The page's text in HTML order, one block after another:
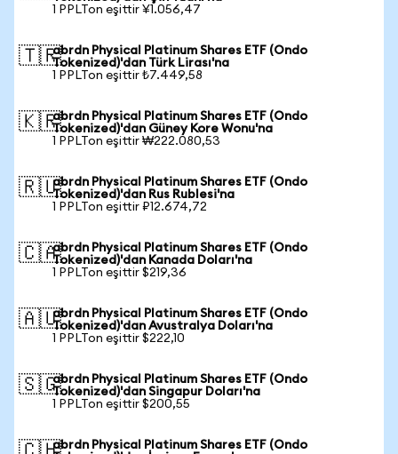
1 PPLTon eşittir ¥1.056,47
🇹🇷abrdn Physical Platinum Shares ETF (Ondo
Tokenized)'dan Türk Lirası'na
1 PPLTon eşittir ₺7.449,58
🇰🇷abrdn Physical Platinum Shares ETF (Ondo
Tokenized)'dan Güney Kore Wonu'na
1 PPLTon eşittir ₩222.080,53
🇷🇺abrdn Physical Platinum Shares ETF (Ondo
Tokenized)'dan Rus Rublesi'na
1 PPLTon eşittir ₽12.674,72
🇨🇦abrdn Physical Platinum Shares ETF (Ondo
Tokenized)'dan Kanada Doları'na
1 PPLTon eşittir $219,36
🇦🇺abrdn Physical Platinum Shares ETF (Ondo
Tokenized)'dan Avustralya Doları'na
1 PPLTon eşittir $222,10
🇸🇬abrdn Physical Platinum Shares ETF (Ondo
Tokenized)'dan Singapur Doları'na
1 PPLTon eşittir $200,55
abrdn Physical Platinum Shares ETF (Ondo